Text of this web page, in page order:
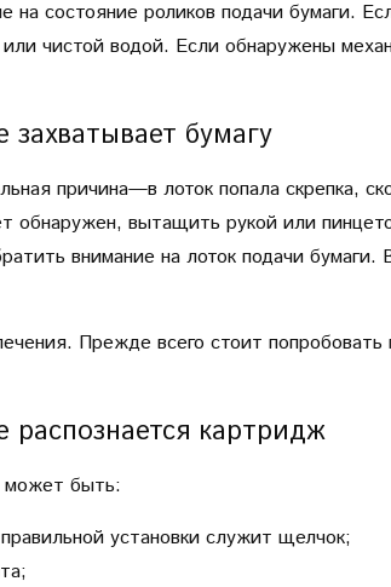
на состояние роликов подачи бумаги.
чистой водой. Если обнаружены
бумагу
причина—в лоток попала скрепка,
обнаружен, вытащить рукой или
внимание на лоток подачи
Прежде всего стоит попробовать
картридж
может быть:
установки служит щелчок;